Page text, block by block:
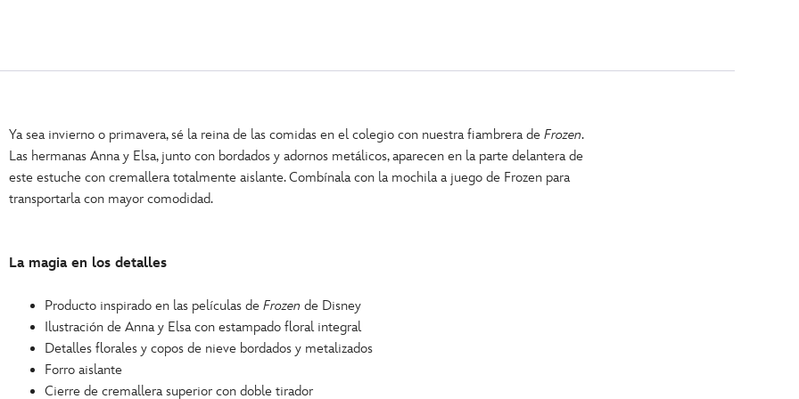
Ya sea invierno o primavera, sé la reina de las comidas en el colegio con nuestra fiambrera de Frozen.
Las hermanas Anna y Elsa, junto con bordados y adornos metálicos, aparecen en la parte delantera de
este estuche con cremallera totalmente aislante. Combínala con la mochila a juego de Frozen para
transportarla con mayor comodidad.
La magia en los detalles
Producto inspirado en las películas de Frozen de Disney
Ilustración de Anna y Elsa con estampado floral integral
Detalles florales y copos de nieve bordados y metalizados
Forro aislante
Cierre de cremallera superior con doble tirador